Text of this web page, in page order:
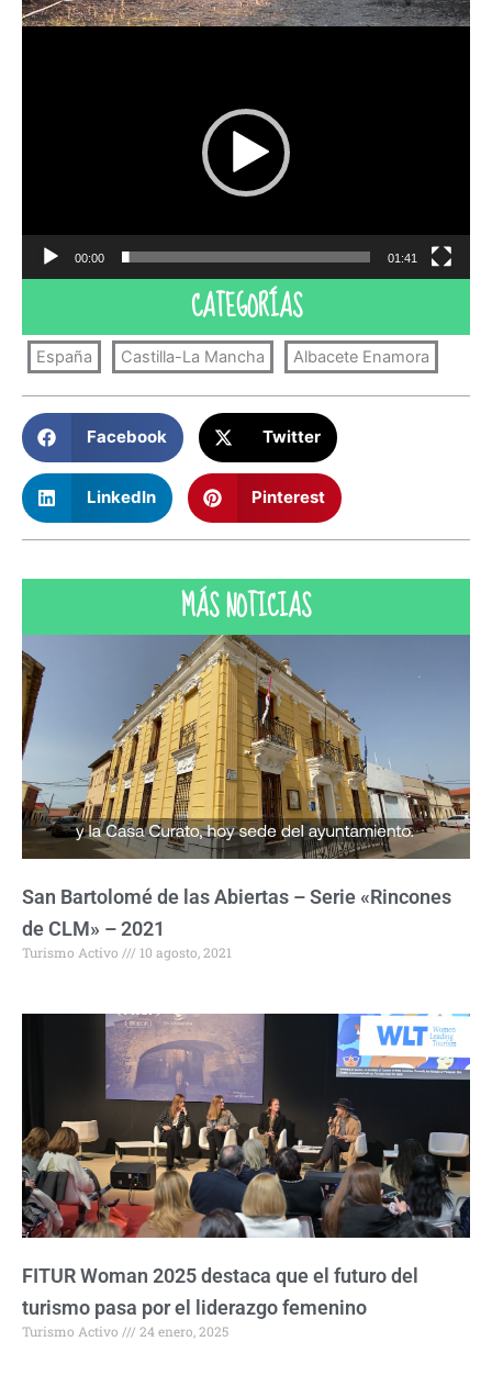
00:00 01:41
CATEGORÍAS
España Castilla-La Mancha Albacete Enamora
Facebook Twitter
LinkedIn Pinterest
MÁS NOTICIAS
San Bartolomé de las Abiertas – Serie «Rincones
de CLM» – 2021
Turismo Activo 10 agosto, 2021
FITUR Woman 2025 destaca que el futuro del
turismo pasa por el liderazgo femenino
Turismo Activo 24 enero, 2025